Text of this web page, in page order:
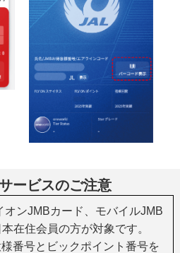
ービスのご注意
オンJMBカード、モバイルJMB
在住会員の方が対象です。
番号とビックポイント番号を